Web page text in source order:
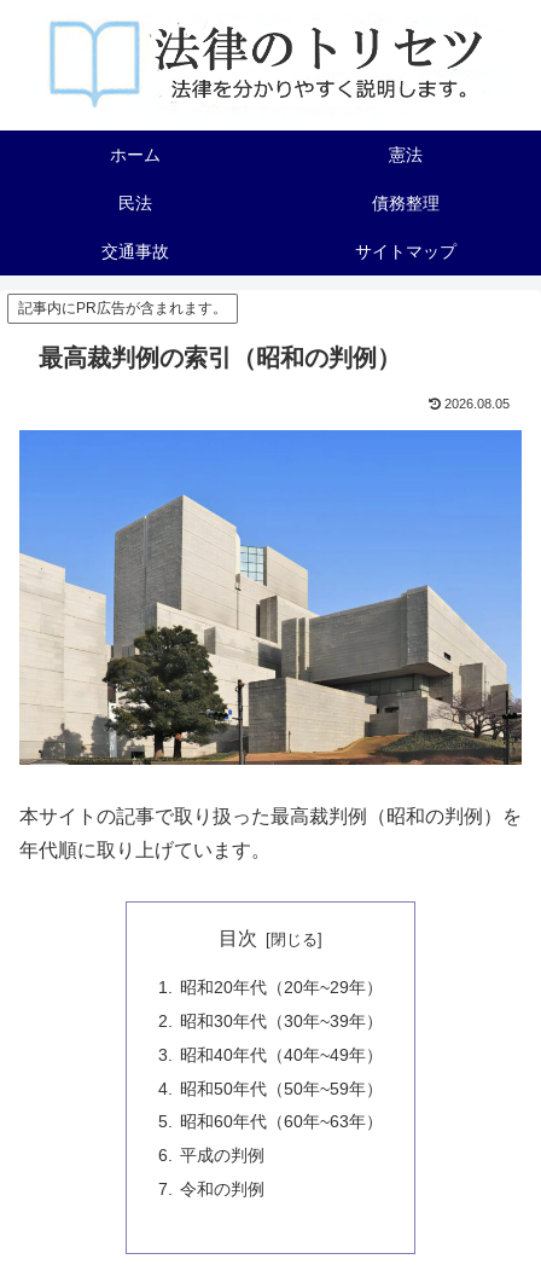
ホーム 憲法
民法 債務整理
交通事故 サイトマップ
記事内にPR広告が含まれます。
最高裁判例の索引（昭和の判例）
2026.08.05
本サイトの記事で取り扱った最高裁判例（昭和の判例）を
年代順に取り上げています。
目次
昭和20年代（20年~29年）
昭和30年代（30年~39年）
昭和40年代（40年~49年）
昭和50年代（50年~59年）
昭和60年代（60年~63年）
平成の判例
令和の判例